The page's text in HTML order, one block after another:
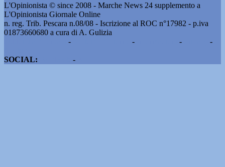
L'Opinionista © since 2008 - Marche News 24 supplemento a
L'Opinionista Giornale Online
n. reg. Trib. Pescara n.08/08 - Iscrizione al ROC n°17982 - p.iva
01873660680 a cura di A. Gulizia
- - -
-
SOCIAL:
-